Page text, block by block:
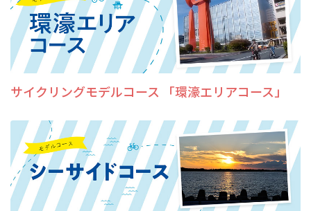
サイクリングモデルコース 「環濠エリアコース」